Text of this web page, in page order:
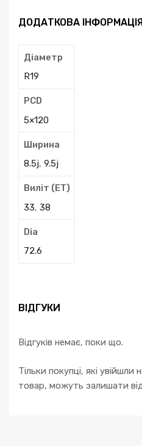
ДОДАТКОВА ІНФОРМАЦІЯ
Діаметр
R19
PCD
5×120
Ширина
8.5j, 9.5j
Виліт (ЕТ)
33, 38
Dia
72.6
ВІДГУКИ
Відгуків немає, поки що.
Тільки покупці, які
товар, можуть залишати